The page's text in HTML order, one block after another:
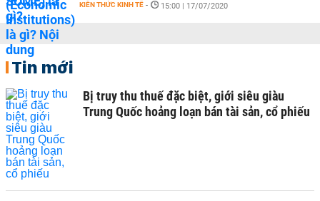
KIẾN THỨC KINH TẾ - 15:00 | 17/07/2020
Tin mới
Bị truy thu thuế đặc biệt, giới siêu giàu
Trung Quốc hoảng loạn bán tài sản, cổ phiếu